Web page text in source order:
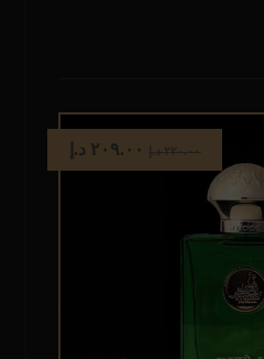
٢٢٠.٠٠ د.إ ٢٠٩.٠٠ د.إ